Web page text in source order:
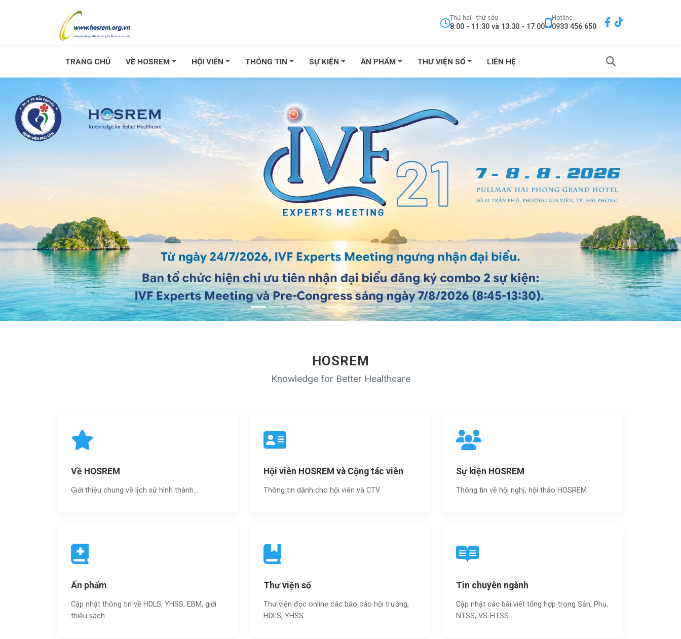
Thứ hai - thứ sáu
8:00 - 11:30 và 13:30 - 17:00
Hotline
0933 456 650
TRANG CHỦ VỀ HOSREM HỘI VIÊN THÔNG TIN SỰ KIỆN ẤN PHẨM THƯ VIỆN SỐ LIÊN HỆ
HOSREM
Knowledge for Better Healthcare
Về HOSREM
Giới thiệu chung về lịch sử hình thành...
Hội viên HOSREM và Cộng tác viên
Thông tin dành cho hội viên và CTV
Sự kiện HOSREM
Thông tin về hội nghị, hội thảo HOSREM
Ấn phẩm
Cập nhật thông tin về HDLS, YHSS, EBM, giới
thiệu sách…
Thư viện số
Thư viện đọc online các báo cáo hội trường,
HDLS, YHSS…
Tin chuyên ngành
Cập nhật các bài viết tổng hợp trong Sản, Phụ,
NTSS, VS-HTSS...